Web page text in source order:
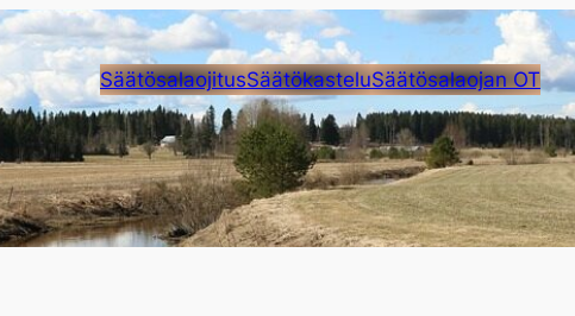
SäätösalaojitusSäätökasteluSäätösalaojan OT